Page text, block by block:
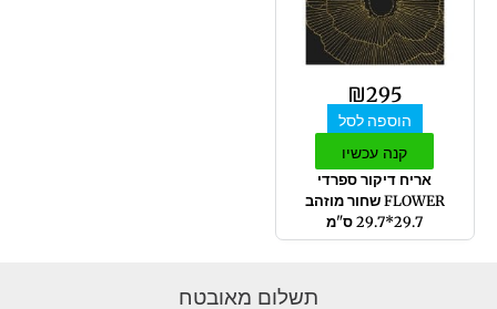
₪295
הוספה לסל
קנה עכשיו
אריח דיקור ספרדי
FLOWER שחור מוזהב
29.7*29.7 ס"מ
תשלום מאובטח